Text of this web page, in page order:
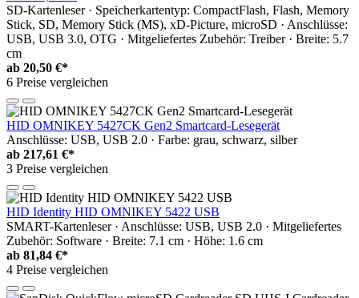
SD-Kartenleser · Speicherkartentyp: CompactFlash, Flash, Memory
Stick, SD, Memory Stick (MS), xD-Picture, microSD · Anschlüsse:
USB, USB 3.0, OTG · Mitgeliefertes Zubehör: Treiber · Breite: 5.7
cm
ab 20,50 €*
6 Preise vergleichen
HID OMNIKEY 5427CK Gen2 Smartcard-Lesegerät
Anschlüsse: USB, USB 2.0 · Farbe: grau, schwarz, silber
ab 217,61 €*
3 Preise vergleichen
HID Identity HID OMNIKEY 5422 USB
SMART-Kartenleser · Anschlüsse: USB, USB 2.0 · Mitgeliefertes
Zubehör: Software · Breite: 7.1 cm · Höhe: 1.6 cm
ab 81,84 €*
4 Preise vergleichen